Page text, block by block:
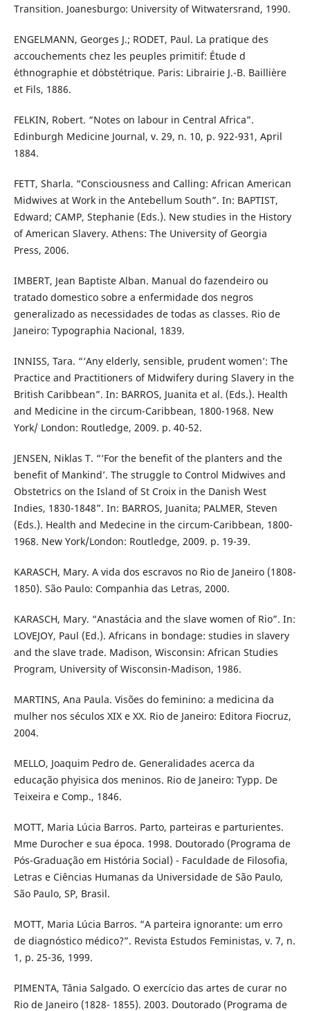
Transition. Joanesburgo: University of Witwatersrand, 1990.
ENGELMANN, Georges J.; RODET, Paul. La pratique des
accouchements chez les peuples primitif: Étude d
´ethnographie et d´obstétrique. Paris: Librairie J.-B. Baillière
et Fils, 1886.
FELKIN, Robert. “Notes on labour in Central Africa”.
Edinburgh Medicine Journal, v. 29, n. 10, p. 922-931, April
1884.
FETT, Sharla. “Consciousness and Calling: African American
Midwives at Work in the Antebellum South”. In: BAPTIST,
Edward; CAMP, Stephanie (Eds.). New studies in the History
of American Slavery. Athens: The University of Georgia
Press, 2006.
IMBERT, Jean Baptiste Alban. Manual do fazendeiro ou
tratado domestico sobre a enfermidade dos negros
generalizado as necessidades de todas as classes. Rio de
Janeiro: Typographia Nacional, 1839.
INNISS, Tara. “‘Any elderly, sensible, prudent women’: The
Practice and Practitioners of Midwifery during Slavery in the
British Caribbean”. In: BARROS, Juanita et al. (Eds.). Health
and Medicine in the circum-Caribbean, 1800-1968. New
York/ London: Routledge, 2009. p. 40-52.
JENSEN, Niklas T. “‘For the benefit of the planters and the
benefit of Mankind’. The struggle to Control Midwives and
Obstetrics on the Island of St Croix in the Danish West
Indies, 1830-1848”. In: BARROS, Juanita; PALMER, Steven
(Eds.). Health and Medecine in the circum-Caribbean, 1800-
1968. New York/London: Routledge, 2009. p. 19-39.
KARASCH, Mary. A vida dos escravos no Rio de Janeiro (1808-
1850). São Paulo: Companhia das Letras, 2000.
KARASCH, Mary. “Anastácia and the slave women of Rio”. In:
LOVEJOY, Paul (Ed.). Africans in bondage: studies in slavery
and the slave trade. Madison, Wisconsin: African Studies
Program, University of Wisconsin-Madison, 1986.
MARTINS, Ana Paula. Visões do feminino: a medicina da
mulher nos séculos XIX e XX. Rio de Janeiro: Editora Fiocruz,
2004.
MELLO, Joaquim Pedro de. Generalidades acerca da
educação phyisica dos meninos. Rio de Janeiro: Typp. De
Teixeira e Comp., 1846.
MOTT, Maria Lúcia Barros. Parto, parteiras e parturientes.
Mme Durocher e sua época. 1998. Doutorado (Programa de
Pós-Graduação em História Social) - Faculdade de Filosofia,
Letras e Ciências Humanas da Universidade de São Paulo,
São Paulo, SP, Brasil.
MOTT, Maria Lúcia Barros. “A parteira ignorante: um erro
de diagnóstico médico?”. Revista Estudos Feministas, v. 7, n.
1, p. 25-36, 1999.
PIMENTA, Tânia Salgado. O exercício das artes de curar no
Rio de Janeiro (1828- 1855). 2003. Doutorado (Programa de